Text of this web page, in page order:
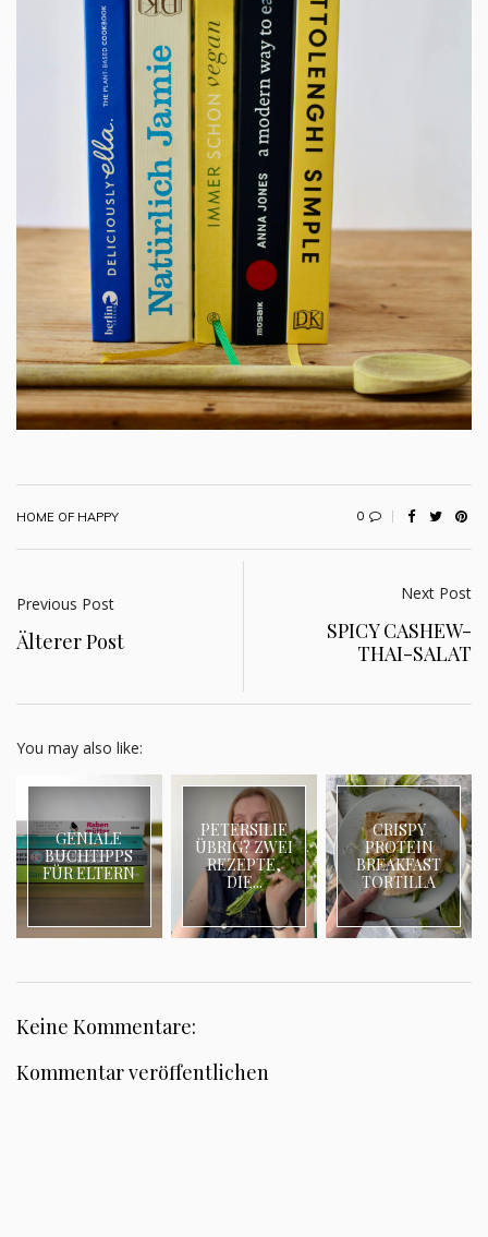
HOME OF HAPPY 0
Previous Post
Älterer Post
Next Post
SPICY CASHEW-
THAI-SALAT
You may also like:
GENIALE
BUCHTIPPS
FÜR ELTERN
PETERSILIE
ÜBRIG? ZWEI
REZEPTE,
DIE...
CRISPY
PROTEIN
BREAKFAST
TORTILLA
Keine Kommentare:
Kommentar veröffentlichen